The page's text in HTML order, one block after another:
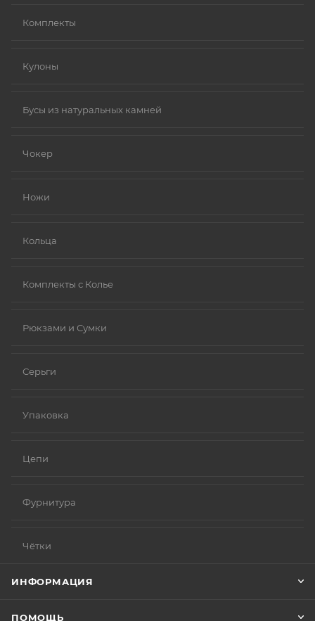
Комплекты
Кулоны
Бусы из натуральных камней
Чокер
Ножи
Кольца
Комплекты с Колье
Рюкзами и Сумки
Серьги
Упаковка
Цепи
Фурнитура
Чётки
ИНФОРМАЦИЯ
ПОМОЩЬ